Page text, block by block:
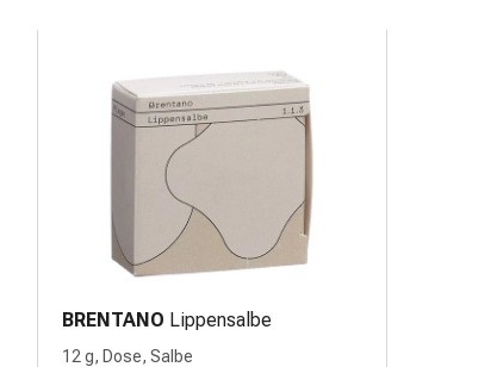
BRENTANO Lippensalbe
12 g, Dose, Salbe